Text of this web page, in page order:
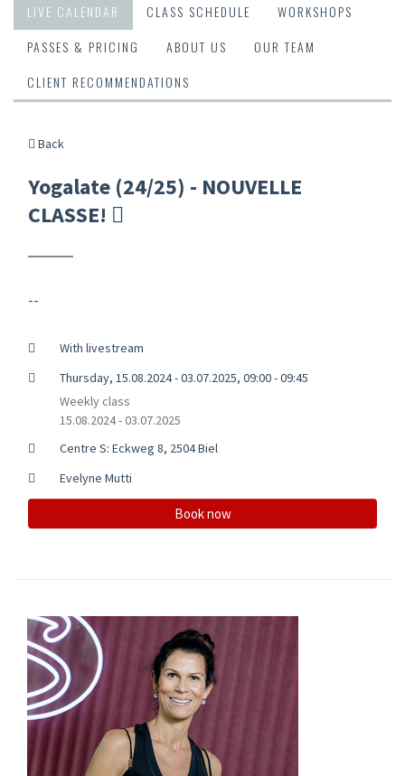
LIVE CALENDAR CLASS SCHEDULE
WORKSHOPS
PASSES & PRICING
ABOUT US
OUR TEAM
CLIENT RECOMMENDATIONS
Back
Yogalate (24/25) - NOUVELLE
CLASSE!
--
With livestream
Thursday, 15.08.2024 - 03.07.2025, 09:00 - 09:45
Weekly class
15.08.2024 - 03.07.2025
Centre S: Eckweg 8, 2504 Biel
Evelyne Mutti
Book now